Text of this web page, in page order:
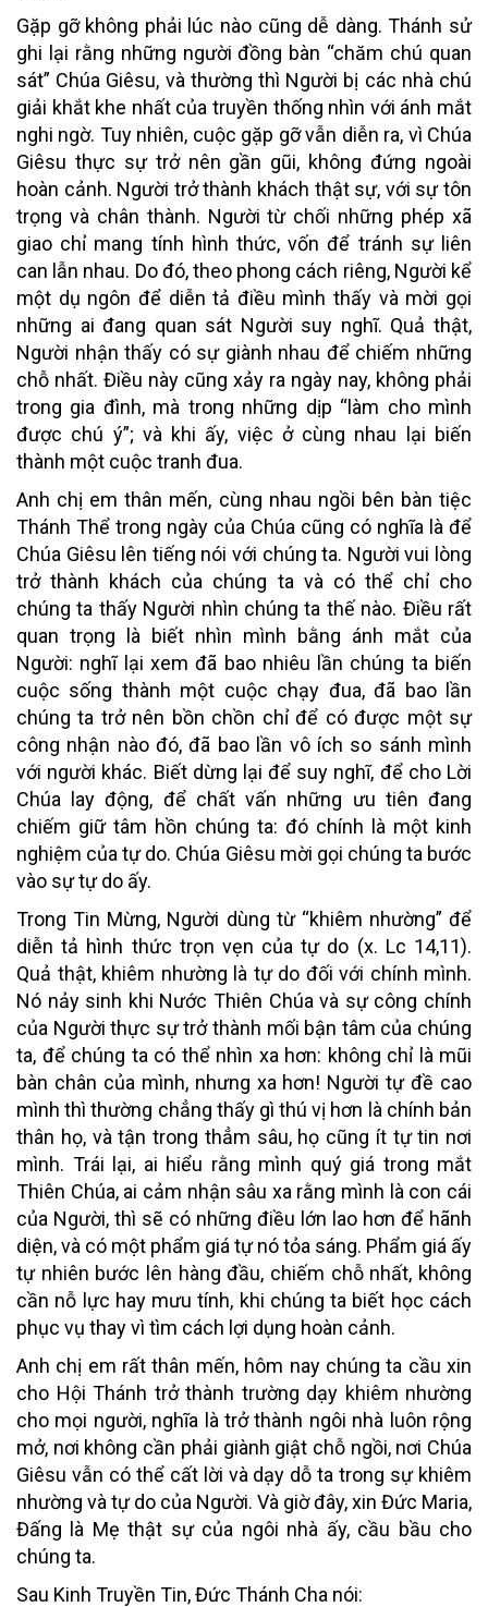
Gặp gỡ không phải lúc nào cũng dễ dàng. Thánh sử
ghi lại rằng những người đồng bàn “chăm chú quan
sát” Chúa Giêsu, và thường thì Người bị các nhà chú
giải khắt khe nhất của truyền thống nhìn với ánh mắt
nghi ngờ. Tuy nhiên, cuộc gặp gỡ vẫn diễn ra, vì Chúa
Giêsu thực sự trở nên gần gũi, không đứng ngoài
hoàn cảnh. Người trở thành khách thật sự, với sự tôn
trọng và chân thành. Người từ chối những phép xã
giao chỉ mang tính hình thức, vốn để tránh sự liên
can lẫn nhau. Do đó, theo phong cách riêng, Người kể
một dụ ngôn để diễn tả điều mình thấy và mời gọi
những ai đang quan sát Người suy nghĩ. Quả thật,
Người nhận thấy có sự giành nhau để chiếm những
chỗ nhất. Điều này cũng xảy ra ngày nay, không phải
trong gia đình, mà trong những dịp “làm cho mình
được chú ý”; và khi ấy, việc ở cùng nhau lại biến
thành một cuộc tranh đua.
Anh chị em thân mến, cùng nhau ngồi bên bàn tiệc
Thánh Thể trong ngày của Chúa cũng có nghĩa là để
Chúa Giêsu lên tiếng nói với chúng ta. Người vui lòng
trở thành khách của chúng ta và có thể chỉ cho
chúng ta thấy Người nhìn chúng ta thế nào. Điều rất
quan trọng là biết nhìn mình bằng ánh mắt của
Người: nghĩ lại xem đã bao nhiêu lần chúng ta biến
cuộc sống thành một cuộc chạy đua, đã bao lần
chúng ta trở nên bồn chồn chỉ để có được một sự
công nhận nào đó, đã bao lần vô ích so sánh mình
với người khác. Biết dừng lại để suy nghĩ, để cho Lời
Chúa lay động, để chất vấn những ưu tiên đang
chiếm giữ tâm hồn chúng ta: đó chính là một kinh
nghiệm của tự do. Chúa Giêsu mời gọi chúng ta bước
vào sự tự do ấy.
Trong Tin Mừng, Người dùng từ “khiêm nhường” để
diễn tả hình thức trọn vẹn của tự do (x. Lc 14,11).
Quả thật, khiêm nhường là tự do đối với chính mình.
Nó nảy sinh khi Nước Thiên Chúa và sự công chính
của Người thực sự trở thành mối bận tâm của chúng
ta, để chúng ta có thể nhìn xa hơn: không chỉ là mũi
bàn chân của mình, nhưng xa hơn! Người tự đề cao
mình thì thường chẳng thấy gì thú vị hơn là chính bản
thân họ, và tận trong thẳm sâu, họ cũng ít tự tin nơi
mình. Trái lại, ai hiểu rằng mình quý giá trong mắt
Thiên Chúa, ai cảm nhận sâu xa rằng mình là con cái
của Người, thì sẽ có những điều lớn lao hơn để hãnh
diện, và có một phẩm giá tự nó tỏa sáng. Phẩm giá ấy
tự nhiên bước lên hàng đầu, chiếm chỗ nhất, không
cần nỗ lực hay mưu tính, khi chúng ta biết học cách
phục vụ thay vì tìm cách lợi dụng hoàn cảnh.
Anh chị em rất thân mến, hôm nay chúng ta cầu xin
cho Hội Thánh trở thành trường dạy khiêm nhường
cho mọi người, nghĩa là trở thành ngôi nhà luôn rộng
mở, nơi không cần phải giành giật chỗ ngồi, nơi Chúa
Giêsu vẫn có thể cất lời và dạy dỗ ta trong sự khiêm
nhường và tự do của Người. Và giờ đây, xin Đức Maria,
Đấng là Mẹ thật sự của ngôi nhà ấy, cầu bầu cho
chúng ta.
Sau Kinh Truyền Tin, Đức Thánh Cha nói: